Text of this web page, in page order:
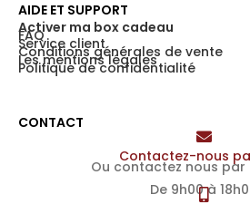
CONTACT
Contactez-nous
Ou contactez nous par
De 9h00 à
AIDE ET SUPPORT
Activer ma box cadeau
FAQ
Service client
Conditions générales de vente
Les mentions légales
Politique de confidentialité